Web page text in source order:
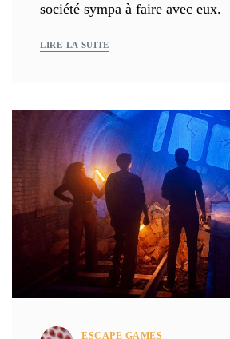
société sympa à faire avec eux.
LIRE LA SUITE
ESCAPE GAMES